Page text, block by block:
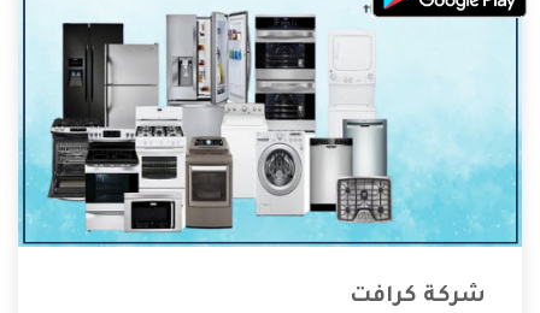
شركة كرافت